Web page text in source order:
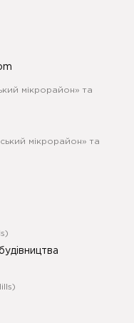
мікрорайон» та
мікрорайон» та